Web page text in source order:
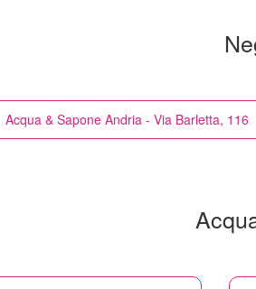
Acqua & Sapone Andria - Via Barletta, 116